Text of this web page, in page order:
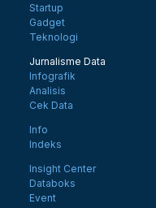
Startup
Gadget
Teknologi
Jurnalisme Data
Infografik
Analisis
Cek Data
Info
Indeks
Insight Center
Databoks
Event